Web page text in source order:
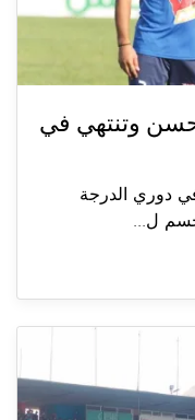
وتنتهي في
دوري الدرجة
حسم ل...